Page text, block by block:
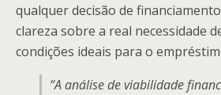
qualquer decisão de
clareza sobre a real necessidade
condições ideais para o
“A análise de viabilidade